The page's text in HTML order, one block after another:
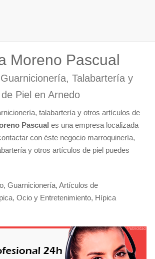
Moreno Pascual
Talabartería y
Piel en Arnedo
talabartería y otros artículos de
Pascual es una empresa localizada
con éste negocio marroquinería,
y otros artículos de piel puedes
Guarnicionería, Artículos de
Ocio y Entretenimiento, Hípica